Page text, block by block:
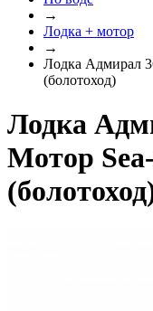
→
Лодка + мотор
→
Лодка Адмирал
(болотоход)
Лодка
Мотор